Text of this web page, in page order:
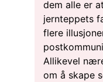
dem alle er
jernteppets
flere
Allikevel
om å skape